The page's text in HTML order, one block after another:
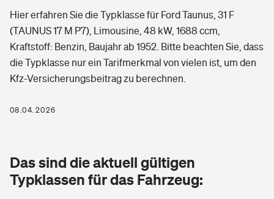
Grundfähigkeitsversicherung
Arbeitsrechtsschutz
Berufshaftpflichtversicherung
Zur Übersicht
Tools
Elementarversicherung
Glasversicherung
Freizeit
Pri­vate Haft­pflicht­
Kinderunfall­ver­si­che­rung
Gesundheit
Private Krankenversicherung
Dread-Disease-Versicherung
Hier erfahren Sie die Typklasse für Ford Taunus, 31 F
(TAUNUS 17 M P7), Limousine, 48 kW, 1688 ccm,
Kraftstoff: Benzin, Baujahr ab 1952. Bitte beachten Sie, dass
die Typklasse nur ein Tarifmerkmal von vielen ist, um den
Kfz-Versicherungsbeitrag zu berechnen.
08.04.2026
Das sind die aktuell gültigen
Typklassen für das Fahrzeug: